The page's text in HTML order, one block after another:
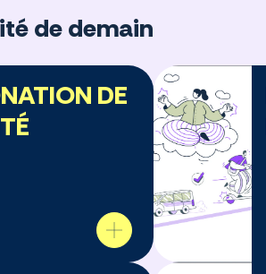
de demain
DE